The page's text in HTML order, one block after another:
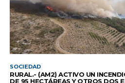
SOCIEDAD
RURAL.- (AM2) ACTIVO UN
DE 95 HECTÁREAS Y OTROS DOS